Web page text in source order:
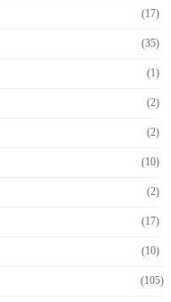
(17)
(35)
(1)
(2)
(2)
(10)
(2)
(17)
(10)
(105)